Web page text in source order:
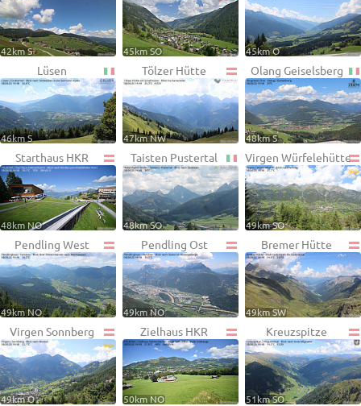
42km S 45km SO 45km O
Lüsen
46km S
Tölzer Hütte
47km NW
Olang Geiselsberg
48km S
Starthaus HKR
48km NO
Taisten Pustertal
48km SO
Virgen Würfelehütte
49km SO
Pendling West
49km NO
Pendling Ost
49km NO
Bremer Hütte
49km SW
Virgen Sonnberg
49km O
Zielhaus HKR
50km NO
Kreuzspitze
51km SO